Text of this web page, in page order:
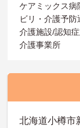
ケアミックス病
ビリ・介護予
介護施設/認知
介護事業所
北海道小樽市